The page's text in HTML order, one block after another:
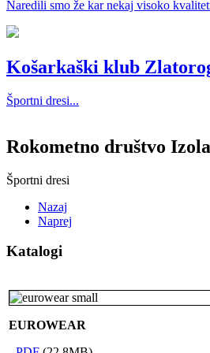
Naredili smo že kar nekaj visoko
Košarkaški klub
Športni dresi...
Rokometno društvo Izola
Športni dresi
Nazaj
Naprej
Katalogi
EUROWEAR